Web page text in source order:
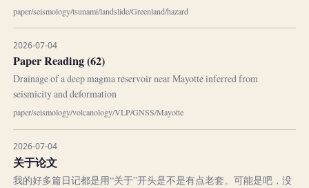
paper/seismology/tsunami/landslide/Greenland/hazard
2026-07-04
Paper Reading (62)
Drainage of a deep magma reservoir near Mayotte inferred from
seismicity and deformation
paper/seismology/volcanology/VLP/GNSS/Mayotte
2026-07-04
关于论文
我的好多篇日记都是用“关于”开头是不是有点老套。可能是吧，没